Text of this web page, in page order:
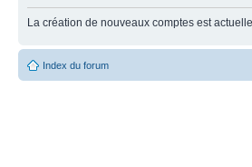
La création de nouveaux comptes est
Index du forum